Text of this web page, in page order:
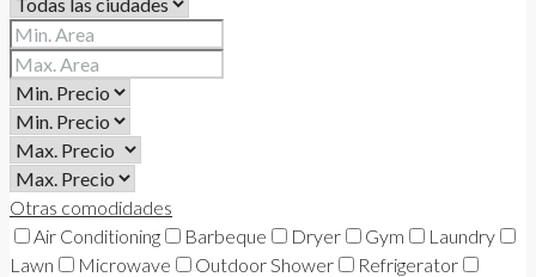
Otras comodidades
Air Conditioning
Barbeque Dryer Gym
Laundry
Lawn
Microwave Outdoor Shower
Refrigerator